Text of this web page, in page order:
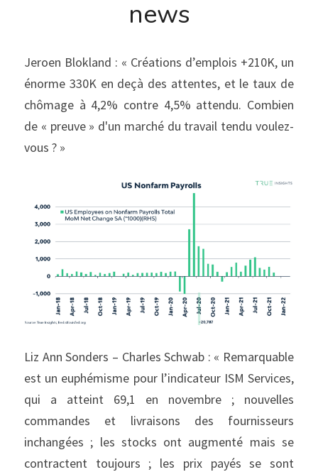
news
Jeroen Blokland : « Créations d’emplois +210K, un
énorme 330K en deçà des attentes, et le taux de
chômage à 4,2% contre 4,5% attendu. Combien
de « preuve » d'un marché du travail tendu voulez-
vous ? »
Liz Ann Sonders – Charles Schwab : « Remarquable
est un euphémisme pour l’indicateur ISM Services,
qui a atteint 69,1 en novembre ; nouvelles
commandes et livraisons des fournisseurs
inchangées ; les stocks ont augmenté mais se
contractent toujours ; les prix payés se sont